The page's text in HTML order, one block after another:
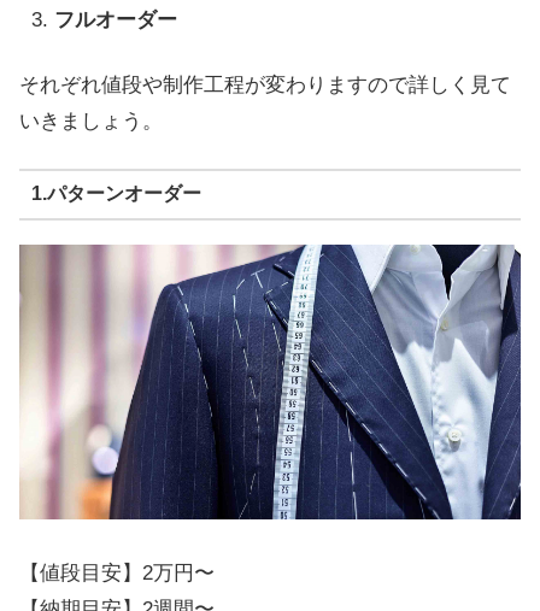
フルオーダー
それぞれ値段や制作工程が変わりますので詳しく見て
いきましょう。
1.パターンオーダー
【値段目安】2万円〜